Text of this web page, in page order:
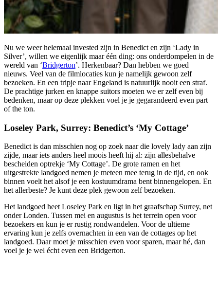
Nu we weer helemaal invested zijn in Benedict en zijn ‘Lady in
Silver’, willen we eigenlijk maar één ding: ons onderdompelen in de
wereld van ‘Bridgerton’. Herkenbaar? Dan hebben we goed
nieuws. Veel van de filmlocaties kun je namelijk gewoon zelf
bezoeken. En een tripje naar Engeland is natuurlijk nooit een straf.
De prachtige jurken en knappe suitors moeten we er zelf even bij
bedenken, maar op deze plekken voel je je gegarandeerd even part
of the ton.
Loseley Park, Surrey: Benedict’s ‘My Cottage’
Benedict is dan misschien nog op zoek naar die lovely lady aan zijn
zijde, maar iets anders heel moois heeft hij al: zijn allesbehalve
bescheiden optrekje ‘My Cottage’. De grote ramen en het
uitgestrekte landgoed nemen je meteen mee terug in de tijd, en ook
binnen voelt het alsof je een kostuumdrama bent binnengelopen. En
het allerbeste? Je kunt deze plek gewoon zelf bezoeken.
Het landgoed heet Loseley Park en ligt in het graafschap Surrey, net
onder Londen. Tussen mei en augustus is het terrein open voor
bezoekers en kun je er rustig rondwandelen. Voor de ultieme
ervaring kun je zelfs overnachten in een van de cottages op het
landgoed. Daar moet je misschien even voor sparen, maar hé, dan
voel je je wel écht even een Bridgerton.